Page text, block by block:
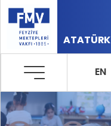
ATATÜRK
EN